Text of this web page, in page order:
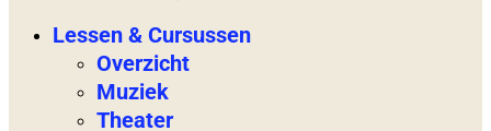
Lessen & Cursussen
Overzicht
Muziek
Theater